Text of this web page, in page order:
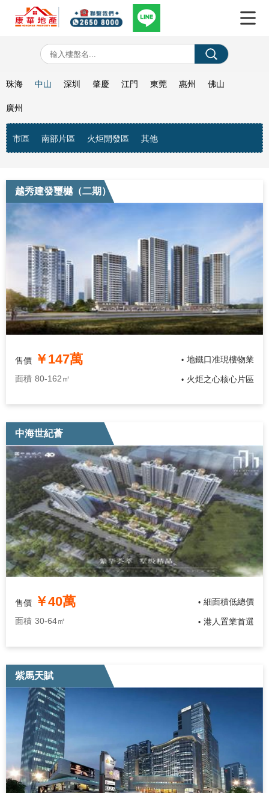
珠海 中山
市區 南部片區 火炬開發區 其他
深圳 肇慶 江門 東莞 惠州 佛山
廣州
越秀建發璽樾（二期）
售價 ￥147萬
面積 80-162㎡
• 地鐵口准現樓物業
• 火炬之心核心片區
中海世紀薈
售價 ￥40萬
面積 30-64㎡
• 細面積低總價
• 港人置業首選
紫馬天賦